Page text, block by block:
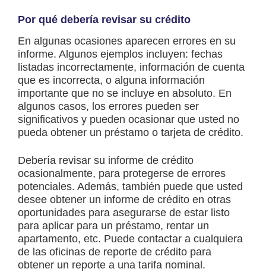
Por qué debería revisar su crédito
En algunas ocasiones aparecen errores en su
informe. Algunos ejemplos incluyen: fechas
listadas incorrectamente, información de cuenta
que es incorrecta, o alguna información
importante que no se incluye en absoluto. En
algunos casos, los errores pueden ser
significativos y pueden ocasionar que usted no
pueda obtener un préstamo o tarjeta de crédito.
Debería revisar su informe de crédito
ocasionalmente, para protegerse de errores
potenciales. Además, también puede que usted
desee obtener un informe de crédito en otras
oportunidades para asegurarse de estar listo
para aplicar para un préstamo, rentar un
apartamento, etc. Puede contactar a cualquiera
de las oficinas de reporte de crédito para
obtener un reporte a una tarifa nominal.